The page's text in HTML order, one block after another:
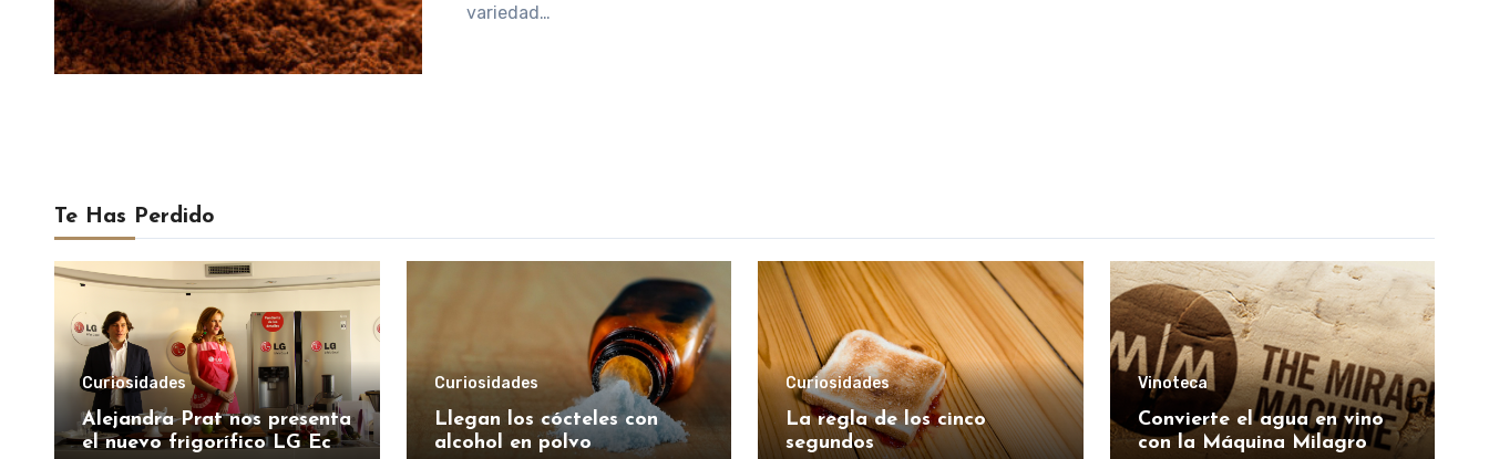
variedad…
Te Has Perdido
Curiosidades
Alejandra Prat nos presenta
el nuevo frigorífico LG Eco
Curiosidades
Llegan los cócteles con
alcohol en polvo
Curiosidades
La regla de los cinco
segundos
Vinoteca
Convierte el agua en vino
con la Máquina Milagro